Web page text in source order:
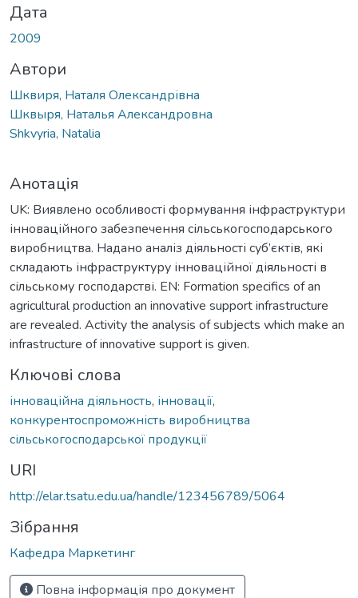
Дата
2009
Автори
Шквиря, Наталя Олександрівна
Шквыря, Наталья Александровна
Shkvyria, Natalia
Анотація
UK: Виявлено особливості формування інфраструктури
інноваційного забезпечення сільськогосподарського
виробництва. Надано аналіз діяльності суб’єктів, які
складають інфраструктуру інноваційної діяльності в
сільському господарстві. EN: Formation specifics of an
agricultural production an innovative support infrastructure
are revealed. Activity the analysis of subjects which make an
infrastructure of innovative support is given.
Ключові слова
інноваційна діяльность, інновації,
конкурентоспроможність виробництва
сільськогосподарської продукції
URI
http://elar.tsatu.edu.ua/handle/123456789/5064
Зібрання
Кафедра Маркетинг
Повна інформація про документ